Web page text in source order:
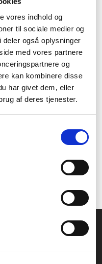
vores indhold og
til sociale medier og
også oplysninger
med vores partnere
og
kan kombinere disse
har givet dem, eller
af deres tjenester.
NAS-
nätverk?
till samma nätverk
filer från alla dina enheter
filer på en och samma
företag med stora